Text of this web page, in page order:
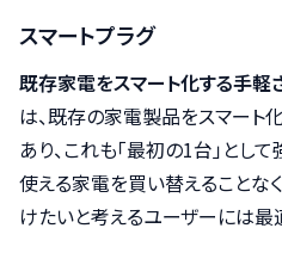
スマートプラグ
既存家電をスマート化する手軽
は、既存の家電製品をスマート
あり、これも「最初の1台」とし
使える家電を買い替えることな
けたいと考えるユーザーには最